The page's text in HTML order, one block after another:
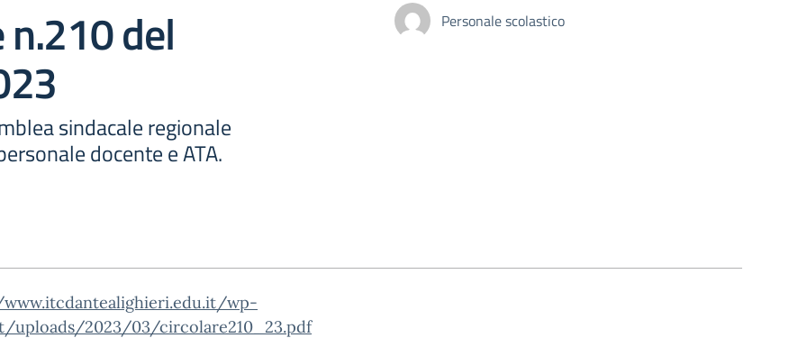
n.210 del
sindacale regionale
docente e ATA.
Personale scolastico
wp-
uploads/2023/03/circolare210_23.pdf